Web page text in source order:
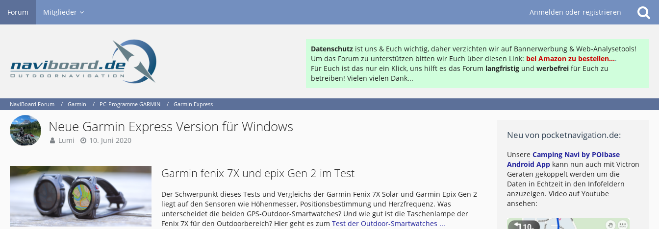
Forum Mitglieder Anmelden oder registrieren
Datenschutz ist uns & Euch wichtig, daher verzichten wir auf Bannerwerbung & Web-Analysetools!
Um das Forum zu unterstützen bitten wir Euch über diesen Link: bei Amazon zu bestellen....
Für Euch ist das nur ein Klick, uns hilft es das Forum langfristig und werbefrei für Euch zu
betreiben! Vielen vielen Dank...
NaviBoard Forum Garmin PC-Programme GARMIN Garmin Express
Neue Garmin Express Version für Windows
Lumi 10. Juni 2020
Garmin fenix 7X und epix Gen 2 im Test
Der Schwerpunkt dieses Tests und Vergleichs der Garmin Fenix 7X Solar und Garmin Epix Gen 2
liegt auf den Sensoren wie Höhenmesser, Positionsbestimmung und Herzfrequenz. Was
unterscheidet die beiden GPS-Outdoor-Smartwatches? Und wie gut ist die Taschenlampe der
Fenix 7X für den Outdoorbereich? Hier geht es zumTest der Outdoor-Smartwatches ...
Neu von pocketnavigation.de:
Unsere Camping Navi by POIbase
Android App kann nun auch mit Victron
Geräten gekoppelt werden um die
Daten in Echtzeit in den Infofeldern
anzuzeigen. Video auf Youtube
ansehen: